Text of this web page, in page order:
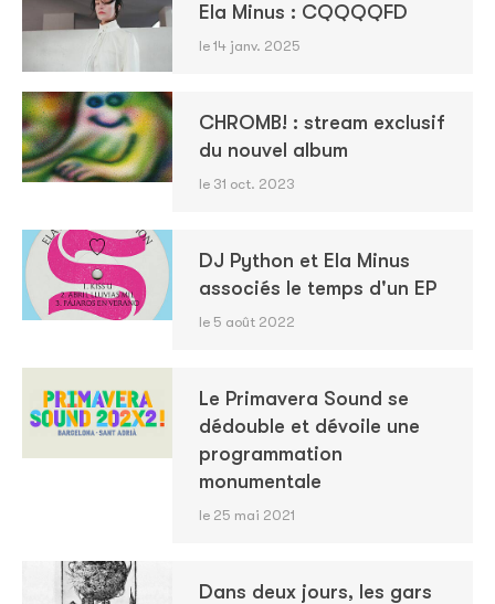
Ela Minus : CQQQQFD
le 14 janv. 2025
CHROMB! : stream exclusif
du nouvel album
le 31 oct. 2023
DJ Python et Ela Minus
associés le temps d'un EP
le 5 août 2022
Le Primavera Sound se
dédouble et dévoile une
programmation
monumentale
le 25 mai 2021
Dans deux jours, les gars